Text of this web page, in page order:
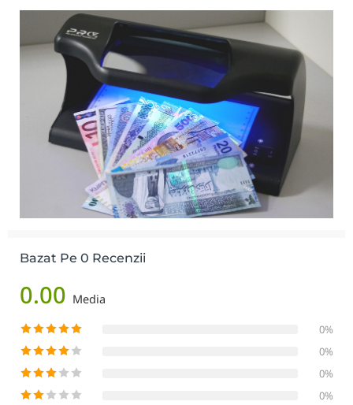
Bazat Pe 0 Recenzii
0.00 Media
0%
0%
0%
0%